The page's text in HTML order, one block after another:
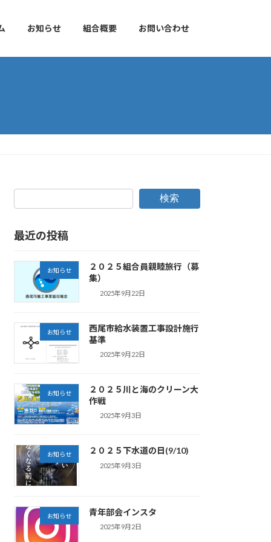
お知らせ 組合概要 お問い合わせ
検索
最近の投稿
お知らせ
２０２５組合員親睦旅行（募
集）
2025年9月22日
お知らせ
西尾市給水装置工事設計施行
基準
2025年9月22日
お知らせ
２０２５川と海のクリーン大
作戦
2025年9月3日
お知らせ ２０２５下水道の日(9/10)
2025年9月3日
お知らせ 青年部会インスタ
2025年9月2日